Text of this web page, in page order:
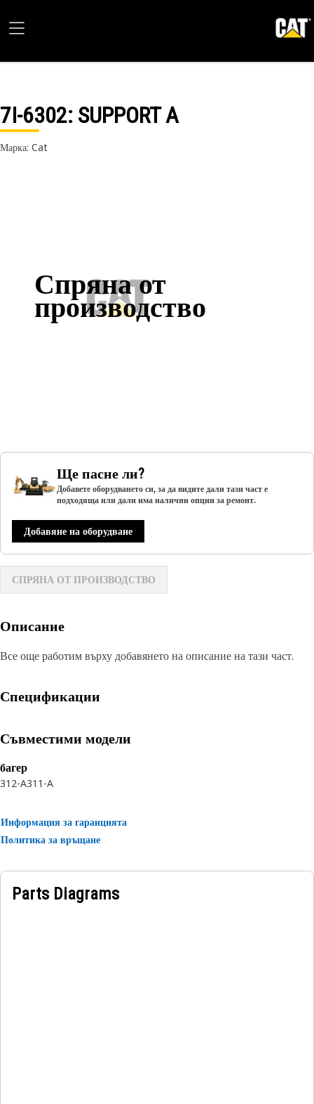
7I-6302: SUPPORT A
Марка: Cat
Спряна от
производство
Ще пасне ли?
Добавете оборудването си, за да видите дали тази част е
подходяща или дали има налични опции за ремонт.
Добавяне на оборудване
СПРЯНА ОТ ПРОИЗВОДСТВО
Описание
Все още работим върху добавянето на описание на тази част.
Спецификации
Съвместими модели
багер
312-A311-A
Информация за гаранцията
Политика за връщане
Parts Diagrams